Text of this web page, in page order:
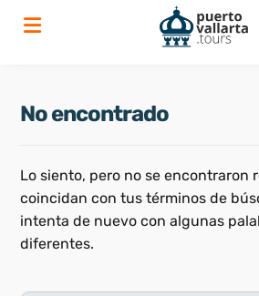
No encontrado
Lo siento, pero no se encontraron
coincidan con tus términos de
intenta de nuevo con algunas
diferentes.